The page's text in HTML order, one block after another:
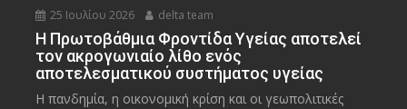
25 Ιουλίου 2026 delta team
Η Πρωτοβάθμια Φροντίδα Υγείας αποτελεί
τον ακρογωνιαίο λίθο ενός
αποτελεσματικού συστήματος υγείας
Η πανδημία, η οικονομική κρίση και οι γεωπολιτικές